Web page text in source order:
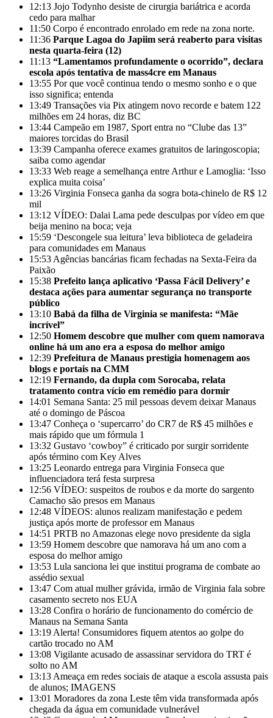
12:13 Jojo Todynho desiste de cirurgia bariátrica e acorda
cedo para malhar
11:50 Corpo é encontrado enrolado em rede na zona norte.
11:36 Parque Lagoa do Japiim será reaberto para visitas
nesta quarta-feira (12)
11:13 “Lamentamos profundamente o ocorrido”, declara
escola após tentativa de mass4cre em Manaus
13:55 Por que você continua tendo o mesmo sonho e o que
isso significa; entenda
13:49 Transações via Pix atingem novo recorde e batem 122
milhões em 24 horas, diz BC
13:44 Campeão em 1987, Sport entra no “Clube das 13”
maiores torcidas do Brasil
13:39 Campanha oferece exames gratuitos de laringoscopia;
saiba como agendar
13:33 Web reage a semelhança entre Arthur e Lamoglia: ‘Isso
explica muita coisa’
13:26 Virginia Fonseca ganha da sogra bota-chinelo de R$ 12
mil
13:12 VÍDEO: Dalai Lama pede desculpas por vídeo em que
beija menino na boca; veja
15:59 ‘Descongele sua leitura’ leva biblioteca de geladeira
para comunidades em Manaus
15:53 Agências bancárias ficam fechadas na Sexta-Feira da
Paixão
15:38 Prefeito lança aplicativo ‘Passa Fácil Delivery’ e
destaca ações para aumentar segurança no transporte
público
13:10 Babá da filha de Virginia se manifesta: “Mãe
incrível”
12:50 Homem descobre que mulher com quem namorava
online há um ano era a esposa do melhor amigo
12:39 Prefeitura de Manaus prestigia homenagem aos
blogs e portais na CMM
12:19 Fernando, da dupla com Sorocaba, relata
tratamento contra vício em remédio para dormir
14:01 Semana Santa: 25 mil pessoas devem deixar Manaus
até o domingo de Páscoa
13:47 Conheça o ‘supercarro’ do CR7 de R$ 45 milhões e
mais rápido que um fórmula 1
13:32 Gustavo ‘cowboy” é criticado por surgir sorridente
após término com Key Alves
13:25 Leonardo entrega para Virginia Fonseca que
influenciadora terá festa surpresa
12:56 VÍDEO: suspeitos de roubos e da morte do sargento
Camacho são presos em Manaus
12:48 VÍDEOS: alunos realizam manifestação e pedem
justiça após morte de professor em Manaus
14:51 PRTB no Amazonas elege novo presidente da sigla
13:59 Homem descobre que namorava há um ano com a
esposa do melhor amigo
13:53 Lula sanciona lei que institui programa de combate ao
assédio sexual
13:47 Com atual mulher grávida, irmão de Virginia fala sobre
casamento secreto nos EUA
13:28 Confira o horário de funcionamento do comércio de
Manaus na Semana Santa
13:19 Alerta! Consumidores fiquem atentos ao golpe do
cartão trocado no AM
13:08 Vigilante acusado de assassinar servidora do TRT é
solto no AM
13:13 Ameaça em redes sociais de ataque a escola assusta pais
de alunos; IMAGENS
13:01 Moradores da zona Leste têm vida transformada após
chegada da água em comunidade vulnerável